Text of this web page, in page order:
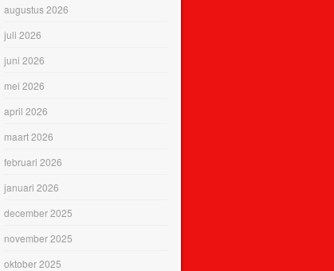
augustus 2026
juli 2026
juni 2026
mei 2026
april 2026
maart 2026
februari 2026
januari 2026
december 2025
november 2025
oktober 2025